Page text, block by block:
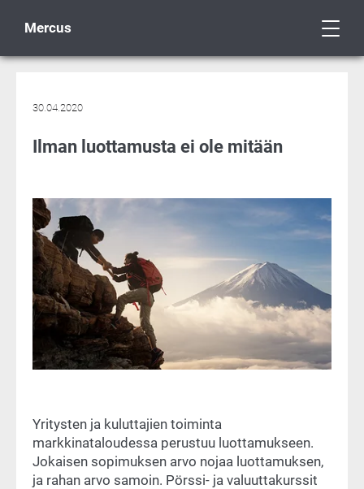
Mercus
30.04.2020
Ilman luottamusta ei ole mitään
Yritysten ja kuluttajien toiminta
markkinataloudessa perustuu luottamukseen.
Jokaisen sopimuksen arvo nojaa luottamuksen,
ja rahan arvo samoin. Pörssi- ja valuuttakurssit